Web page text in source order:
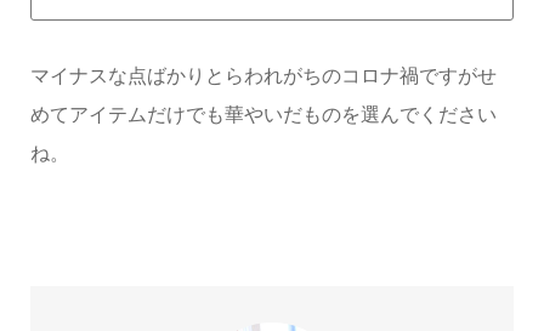
マイナスな点ばかりとらわれがちのコロナ禍ですがせ
めてアイテムだけでも華やいだものを選んでください
ね。